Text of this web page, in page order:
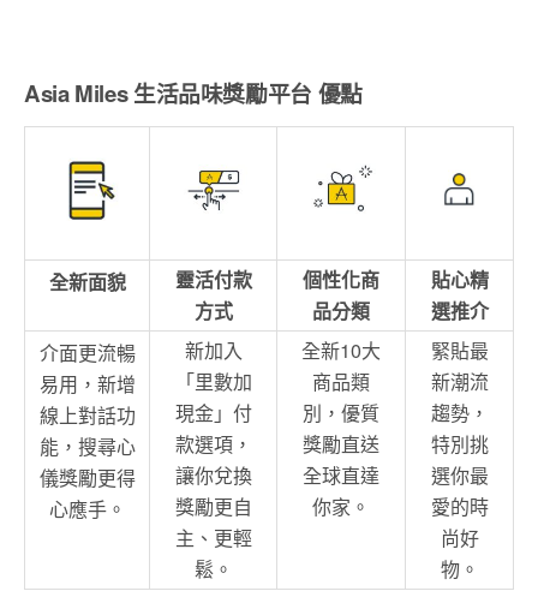
Asia Miles 生活品味獎勵平台 優點
全新面貌
靈活付款
方式
個性化商
品分類
貼心精
選推介
介面更流暢
易用，新增
線上對話功
能，搜尋心
儀獎勵更得
心應手。
新加入
「里數加
現金」付
款選項，
讓你兌換
獎勵更自
主、更輕
鬆。
全新10大
商品類
別，優質
獎勵直送
全球直達
你家。
緊貼最
新潮流
趨勢，
特別挑
選你最
愛的時
尚好
物。